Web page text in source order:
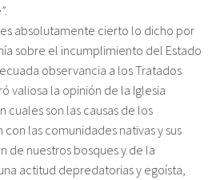
absolutamente cierto lo dicho por
sobre el incumplimiento del Estado
observancia a los Tratados
valiosa la opinión de la Iglesia
cuales son las causas de los
las comunidades nativas y sus
de nuestros bosques y de la
actitud depredatorias y egoísta,